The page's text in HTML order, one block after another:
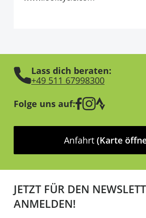
Lass dich beraten:
+49 511 67998300
Folge uns auf:
Anfahrt (Karte
JETZT FÜR DEN
ANMELDEN!